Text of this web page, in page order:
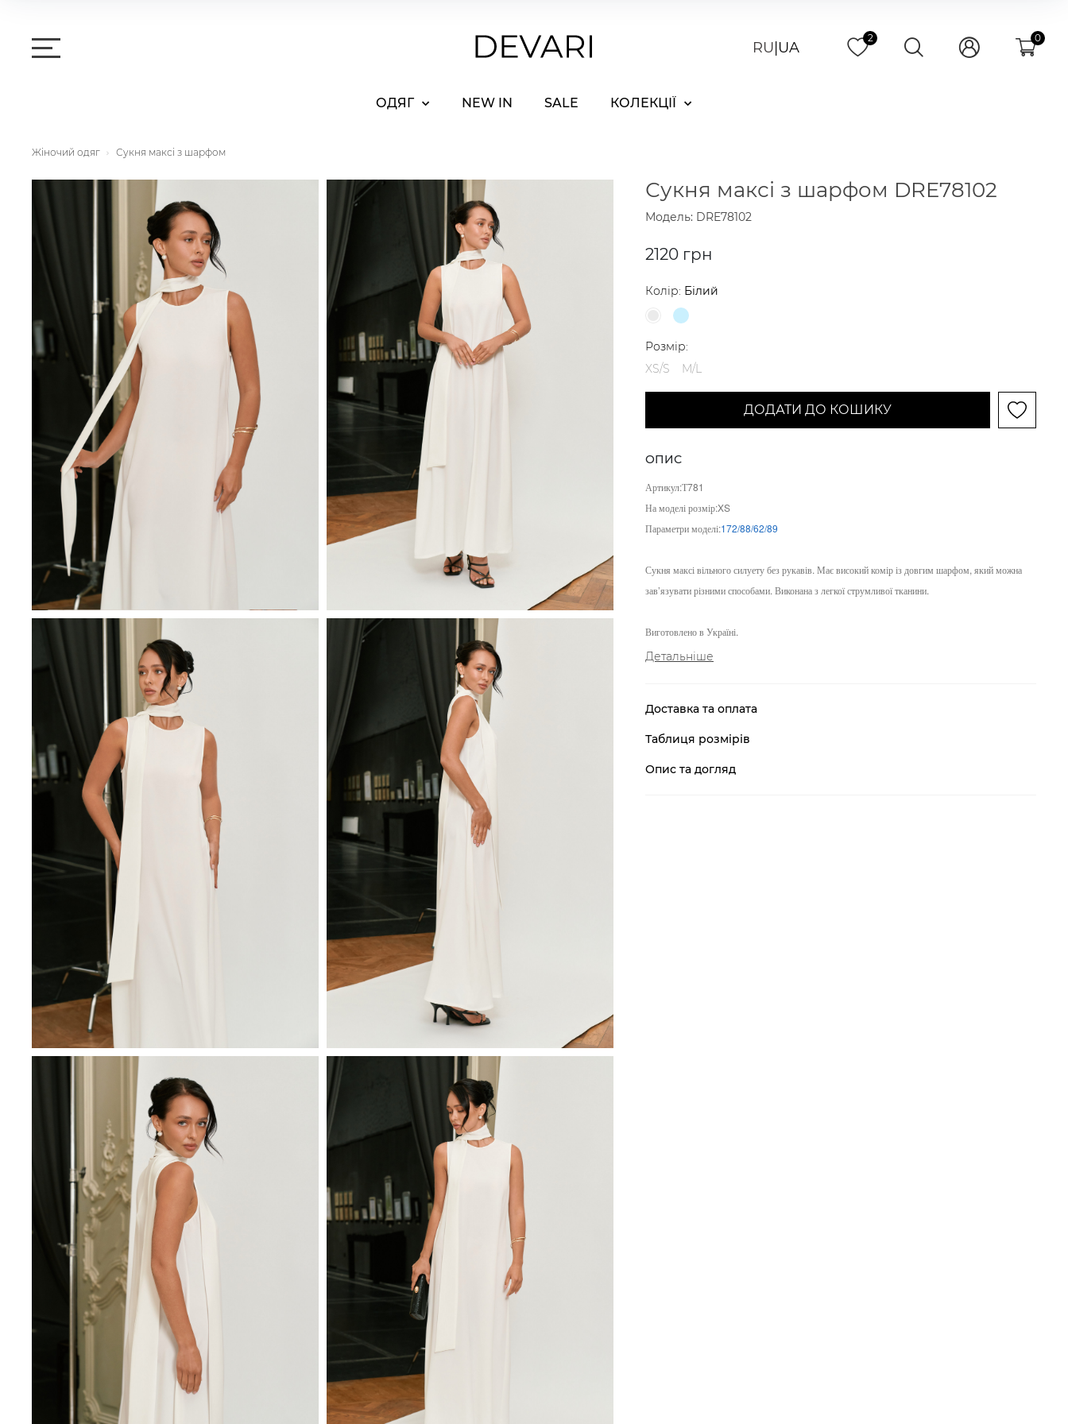
RU UA
2 0
ОДЯГ NEW IN SALE КОЛЕКЦІЇ
Жіночий одяг Сукня максі з шарфом
Сукня максі з шарфом DRE78102
Модель: DRE78102
2120 грн
Колір: Білий
Розмір:
XS/S
M/L
ДОДАТИ ДО КОШИКУ
ОПИС
Артикул:Т781
На моделі розмір:XS
Параметри моделі:172/88/62/89
Сукня максі вільного силуету без рукавів. Має високий комір із довгим шарфом, який можна
зав’язувати різними способами. Виконана з легкої струмливої тканини.
Виготовлено в Україні.
Детальніше
Доставка та оплата
Таблиця розмірів
Опис та догляд